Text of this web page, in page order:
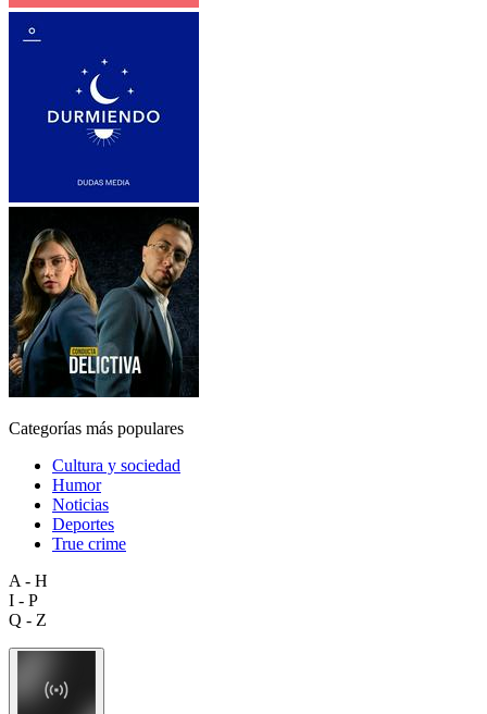
Categorías más populares
Cultura y sociedad
Humor
Noticias
Deportes
True crime
A - H
I - P
Q - Z